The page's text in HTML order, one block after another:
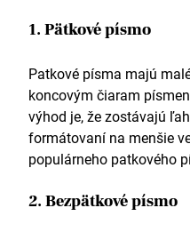
1. Pätkové písmo
Patkové písma majú
koncovým čiaram
výhod je, že zostávajú
formátovaní na menšie
populárneho patkového
2. Bezpätkové písmo